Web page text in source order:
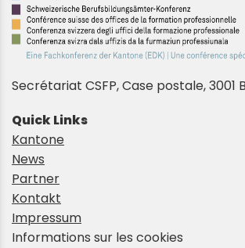
Secrétariat CSFP,Case postale, 3001
Quick Links
Kantone
News
Partner
Kontakt
Impressum
Informations sur les cookies